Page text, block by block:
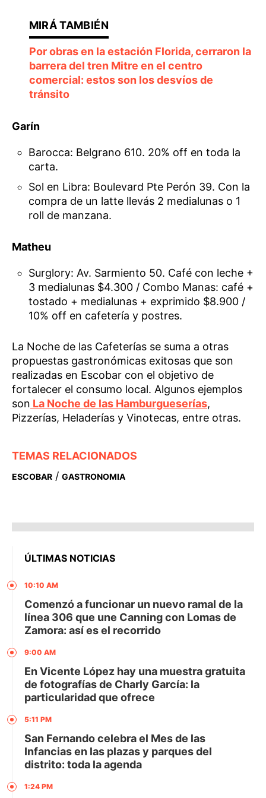
Por obras en la estación Florida, cerraron la
barrera del tren Mitre en el centro
comercial: estos son los desvíos de
tránsito
Garín
Barocca: Belgrano 610. 20% off en toda la
carta.
Sol en Libra: Boulevard Pte Perón 39. Con la
compra de un latte llevás 2 medialunas o 1
roll de manzana.
Matheu
Surglory: Av. Sarmiento 50. Café con leche +
3 medialunas $4.300 / Combo Manas: café +
tostado + medialunas + exprimido $8.900 /
10% off en cafetería y postres.
La Noche de las Cafeterías se suma a otras
propuestas gastronómicas exitosas que son
realizadas en Escobar con el objetivo de
fortalecer el consumo local. Algunos ejemplos
son La Noche de las Hamburgueserías,
Pizzerías, Heladerías y Vinotecas, entre otras.
TEMAS RELACIONADOS
ESCOBAR / GASTRONOMIA
ÚLTIMAS NOTICIAS
10:10 AM
Comenzó a funcionar un nuevo ramal de la
línea 306 que une Canning con Lomas de
Zamora: así es el recorrido
9:00 AM
En Vicente López hay una muestra gratuita
de fotografías de Charly García: la
particularidad que ofrece
5:11 PM
San Fernando celebra el Mes de las
Infancias en las plazas y parques del
distrito: toda la agenda
1:24 PM